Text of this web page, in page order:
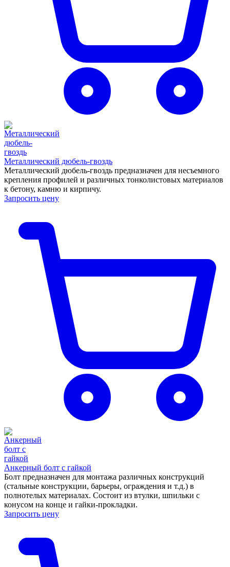
Металлический дюбель-гвоздь
Металлический дюбель-гвоздь предназначен для несъемного
крепления профилей и различных тонколистовых материалов
к бетону, камню и кирпичу.
Запросить цену
Анкерный болт с гайкой
Болт предназначен для монтажа различных конструкций
(стальные конструкции, барьеры, ограждения и т.д.) в
полнотелых материалах. Состоит из втулки, шпильки с
конусом на конце и гайки-прокладки.
Запросить цену